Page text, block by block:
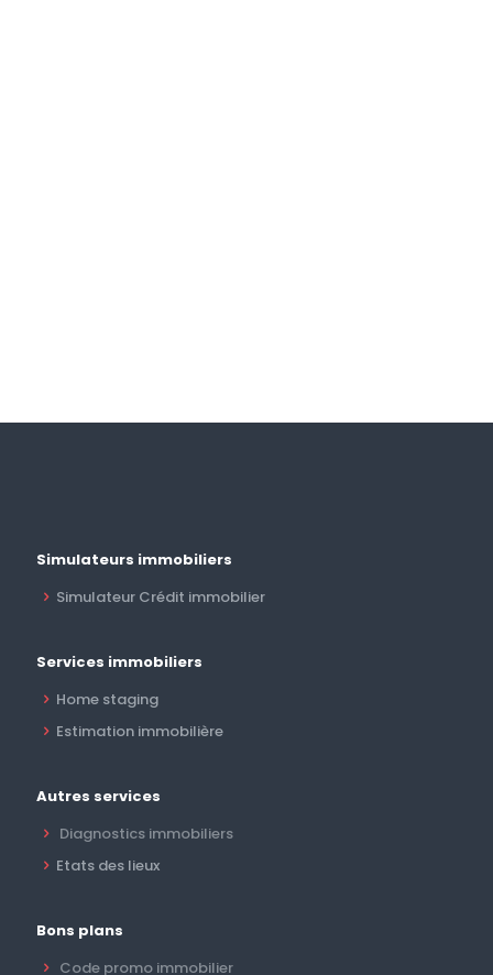
Simulateurs immobiliers
Simulateur Crédit immobilier
Services immobiliers
Home staging
Estimation immobilière
Autres services
Diagnostics immobiliers
Etats des lieux
Bons plans
Code promo immobilier